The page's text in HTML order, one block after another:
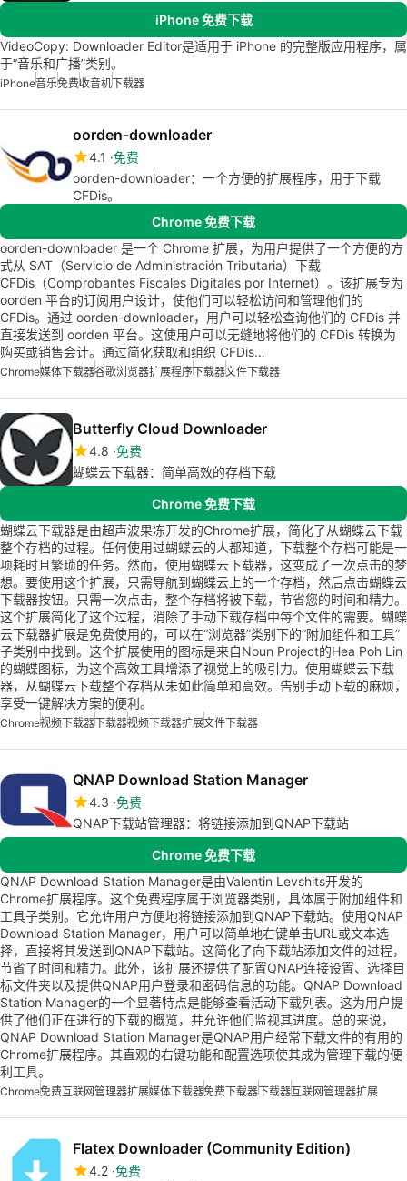
iPhone 免费下载
VideoCopy: Downloader Editor是适用于 iPhone 的完整版应用程序，属
于“音乐和广播”类别。
iPhone音乐免费收音机下载器
oorden-downloader
4.1 免费
oorden-downloader：一个方便的扩展程序，用于下载
CFDis。
Chrome 免费下载
oorden-downloader 是一个 Chrome 扩展，为用户提供了一个方便的方
式从 SAT（Servicio de Administración Tributaria）下载
CFDis（Comprobantes Fiscales Digitales por Internet）。该扩展专为
oorden 平台的订阅用户设计，使他们可以轻松访问和管理他们的
CFDis。通过 oorden-downloader，用户可以轻松查询他们的 CFDis 并
直接发送到 oorden 平台。这使用户可以无缝地将他们的 CFDis 转换为
购买或销售会计。通过简化获取和组织 CFDis…
Chrome媒体下载器谷歌浏览器扩展程序下载器文件下载器
Butterfly Cloud Downloader
4.8 免费
蝴蝶云下载器：简单高效的存档下载
Chrome 免费下载
蝴蝶云下载器是由超声波果冻开发的Chrome扩展，简化了从蝴蝶云下载
整个存档的过程。任何使用过蝴蝶云的人都知道，下载整个存档可能是一
项耗时且繁琐的任务。然而，使用蝴蝶云下载器，这变成了一次点击的梦
想。要使用这个扩展，只需导航到蝴蝶云上的一个存档，然后点击蝴蝶云
下载器按钮。只需一次点击，整个存档将被下载，节省您的时间和精力。
这个扩展简化了这个过程，消除了手动下载存档中每个文件的需要。蝴蝶
云下载器扩展是免费使用的，可以在“浏览器”类别下的“附加组件和工具”
子类别中找到。这个扩展使用的图标是来自Noun Project的Hea Poh Lin
的蝴蝶图标，为这个高效工具增添了视觉上的吸引力。使用蝴蝶云下载
器，从蝴蝶云下载整个存档从未如此简单和高效。告别手动下载的麻烦，
享受一键解决方案的便利。
Chrome视频下载器下载器视频下载器扩展文件下载器
QNAP Download Station Manager
4.3 免费
QNAP下载站管理器：将链接添加到QNAP下载站
Chrome 免费下载
QNAP Download Station Manager是由Valentin Levshits开发的
Chrome扩展程序。这个免费程序属于浏览器类别，具体属于附加组件和
工具子类别。它允许用户方便地将链接添加到QNAP下载站。使用QNAP
Download Station Manager，用户可以简单地右键单击URL或文本选
择，直接将其发送到QNAP下载站。这简化了向下载站添加文件的过程，
节省了时间和精力。此外，该扩展还提供了配置QNAP连接设置、选择目
标文件夹以及提供QNAP用户登录和密码信息的功能。QNAP Download
Station Manager的一个显著特点是能够查看活动下载列表。这为用户提
供了他们正在进行的下载的概览，并允许他们监视其进度。总的来说，
QNAP Download Station Manager是QNAP用户经常下载文件的有用的
Chrome扩展程序。其直观的右键功能和配置选项使其成为管理下载的便
利工具。
Chrome免费互联网管理器扩展媒体下载器免费下载器下载器互联网管理器扩展
Flatex Downloader (Community Edition)
4.2 免费